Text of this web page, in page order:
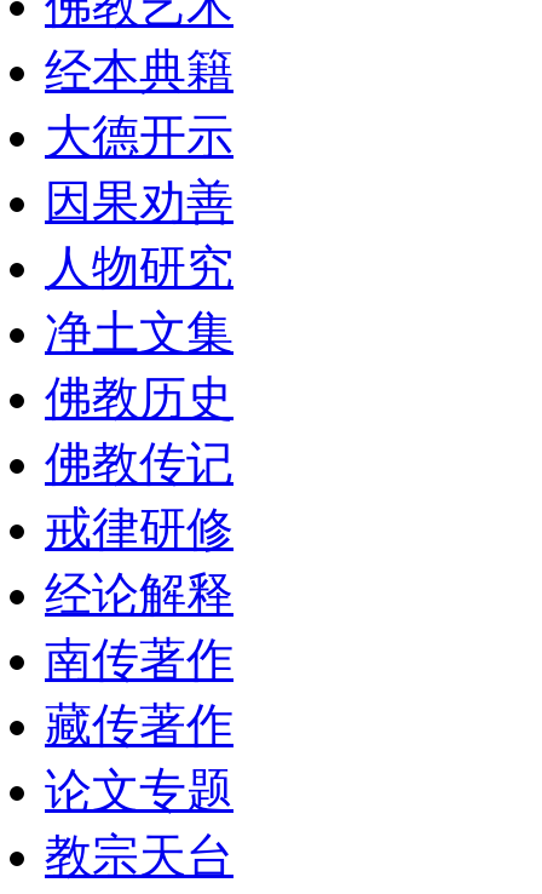
经本典籍
大德开示
因果劝善
人物研究
净土文集
佛教历史
佛教传记
戒律研修
经论解释
南传著作
藏传著作
论文专题
教宗天台